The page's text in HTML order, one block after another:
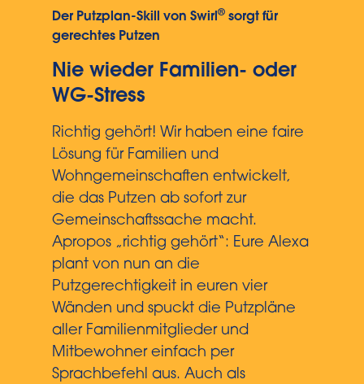
Der Putzplan-Skill von Swirl® sorgt für
gerechtes Putzen
Nie wieder Familien- oder
WG-Stress
Richtig gehört! Wir haben eine faire
Lösung für Familien und
Wohngemeinschaften entwickelt,
die das Putzen ab sofort zur
Gemeinschaftssache macht.
Apropos „richtig gehört“: Eure Alexa
plant von nun an die
Putzgerechtigkeit in euren vier
Wänden und spuckt die Putzpläne
aller Familienmitglieder und
Mitbewohner einfach per
Sprachbefehl aus. Auch als